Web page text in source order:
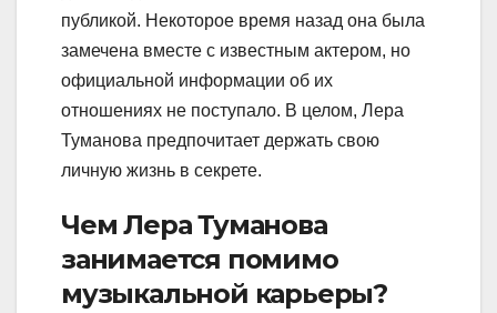
публикой. Некоторое время назад она была
замечена вместе с известным актером, но
официальной информации об их
отношениях не поступало. В целом, Лера
Туманова предпочитает держать свою
личную жизнь в секрете.
Чем Лера Туманова
занимается помимо
музыкальной карьеры?